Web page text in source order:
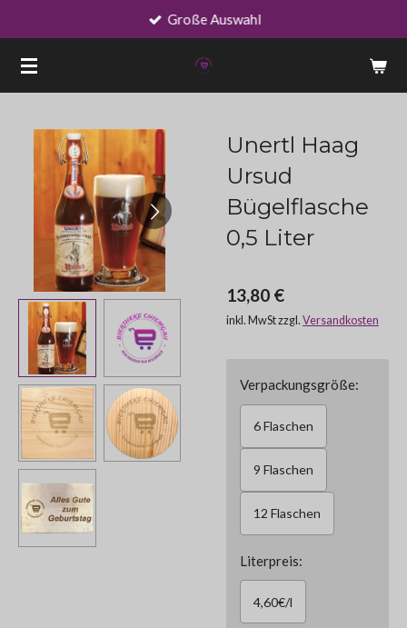
springen
Große Auswahl
Unertl Haag
Ursud
Bügelflasche
0,5 Liter
13,80 €
inkl. MwSt zzgl. Versandkosten
Verpackungsgröße:
6 Flaschen
9 Flaschen
12 Flaschen
Literpreis:
4,60€/l